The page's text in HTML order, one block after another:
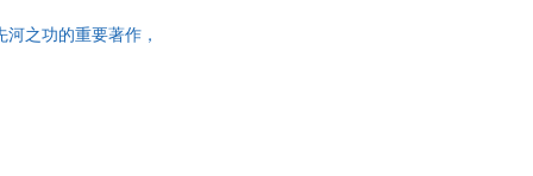
之功的重要著作，